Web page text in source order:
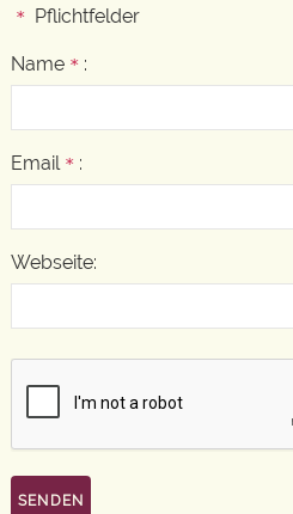
* Pflichtfelder
Name * :
Email * :
Webseite: